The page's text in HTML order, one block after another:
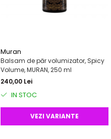
Muran
Balsam de păr volumizator, Spicy
Volume, MURAN, 250 ml
240,00 Lei
IN STOC
VEZI VARIANTE